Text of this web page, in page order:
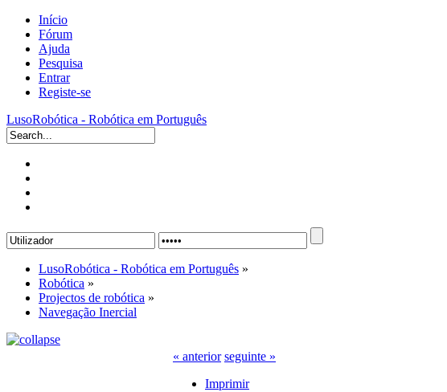
Início
Fórum
Ajuda
Pesquisa
Entrar
Registe-se
LusoRobótica - Robótica em Português
LusoRobótica - Robótica em Português »
Robótica »
Projectos de robótica »
Navegação Inercial
« anterior seguinte »
Imprimir